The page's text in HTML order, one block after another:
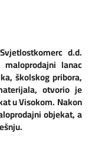
d.d.
maloprodajni lanac
školskog pribora,
otvorio je
u Visokom. Nakon
objekat, a